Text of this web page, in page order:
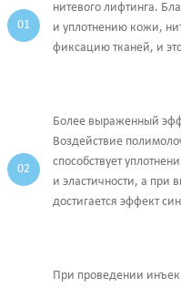
нитевого лифтинга.
и уплотнению кожи,
фиксацию тканей, и
Более выраженный
Воздействие
способствует
и эластичности, а при
достигается эффект
При проведении